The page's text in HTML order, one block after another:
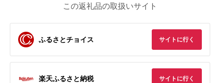
この返礼品の取扱いサイト
ふるさとチョイス サイトに行く
楽天ふるさと納税 サイトに行く